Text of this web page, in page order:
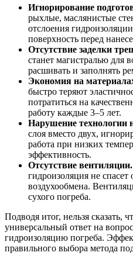
Игнорирование
рыхлые, маслянистые
отслоения
поверхность перед
Отсутствие заделки
станет магистралью для
расшивать и заполнять
Экономия на
быстро теряют
потратиться на
работу каждые 3–5 лет.
Нарушение технологии
слоя вместо двух,
работа при низких
эффективность.
Отсутствие вентиляции.
гидроизоляция не спасет
воздухообмена.
сухого погреба.
Подводя итог, нельзя сказать,
универсальный ответ на
гидроизоляцию погреба.
правильного выбора метода